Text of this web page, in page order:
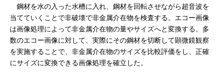
鋼材を水の入った水槽に入れ、鋼材を回転させながら超音波を
当てていくことで非破壊で非金属介在物を検査する。エコー画像
は画像処理によって非金属介在物の量やサイズへと変換する。多
数のエコー画像に対して、実際にその鋼材を切断して顕微鏡観察
を実施することで、非金属介在物のサイズを比較評価をし、正確
にサイズに変換できる画像処理を確立した。